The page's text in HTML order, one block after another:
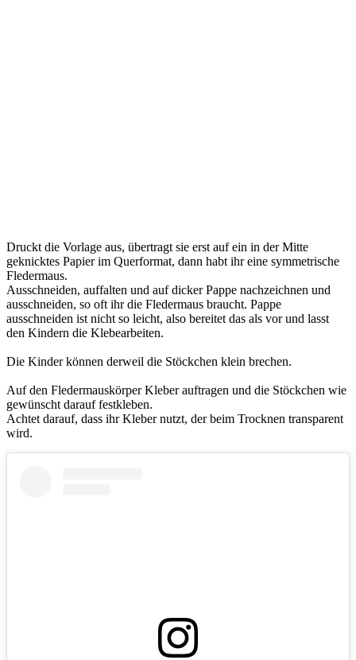
Druckt die Vorlage aus, übertragt sie erst auf ein in der Mitte
geknicktes Papier im Querformat, dann habt ihr eine symmetrische
Fledermaus.
Ausschneiden, auffalten und auf dicker Pappe nachzeichnen und
ausschneiden, so oft ihr die Fledermaus braucht. Pappe
ausschneiden ist nicht so leicht, also bereitet das als vor und lasst
den Kindern die Klebearbeiten.
Die Kinder können derweil die Stöckchen klein brechen.
Auf den Fledermauskörper Kleber auftragen und die Stöckchen wie
gewünscht darauf festkleben.
Achtet darauf, dass ihr Kleber nutzt, der beim Trocknen transparent
wird.